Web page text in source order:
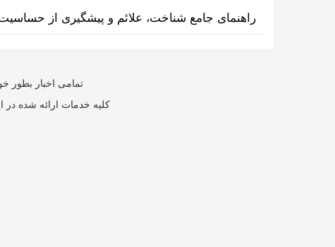
راهنمای جامع شناخت، علائم و پیشگیری از
تمامی اخبار بطور
کلیه خدمات ارائه شده در